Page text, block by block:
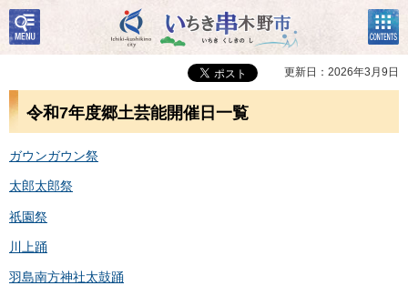
いちき串木野市
検
索・
共通
コン
テン
ツメ
ニュ
更新日：2026年3月9日
令和7年度郷土芸能開催日一覧
ガウンガウン祭
太郎太郎祭
祇園祭
川上踊
羽島南方神社太鼓踊